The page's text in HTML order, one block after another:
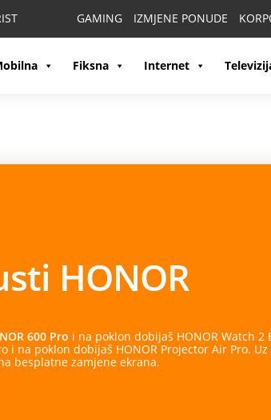
GAMING IZMJENE PONUDE
Fiksna Internet
HONOR
600 Pro i na poklon dobijaš HONOR Watch 2
i na poklon dobijaš HONOR Projector Air Pro. Uz
besplatne zamjene ekrana.